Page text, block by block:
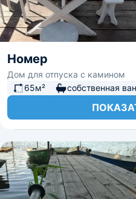
Номер
Дом для отпуска с камином
65м²
собственная